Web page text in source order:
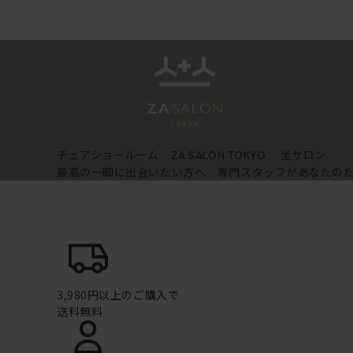
チェアショールーム ZA SALON TOKYO
坐サロン
最高の一脚に出会いたい方へ 専門スタッフがあなたの
3,980円以上のご購入で
送料無料